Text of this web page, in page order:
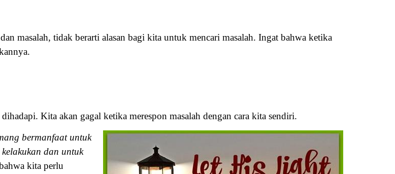
masalah, tidak berarti alasan bagi kita untuk mencari masalah. Ingat bahwa ketika
Kita akan gagal ketika merespon masalah dengan cara kita sendiri.
g bermanfaat untuk
dan untuk
kita perlu